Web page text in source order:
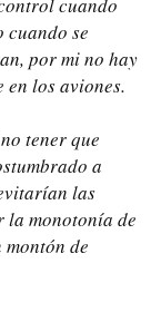
cuando
cuando se
por mi no hay
en los aviones.
tener que
a
las
monotonía de
de